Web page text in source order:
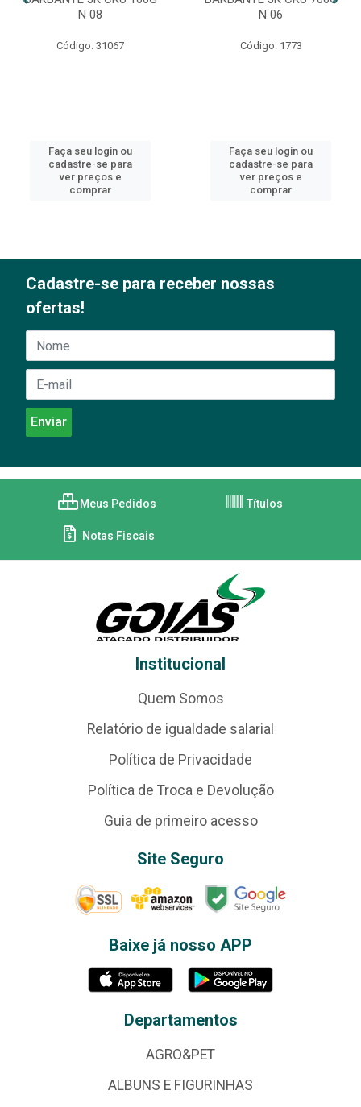
N 08
Código: 31067
Faça seu login ou
cadastre-se para
ver preços e
comprar
N 06
Código: 1773
Faça seu login ou
cadastre-se para
ver preços e
comprar
Cadastre-se para receber nossas
ofertas!
Meus Pedidos Títulos
Notas Fiscais
Institucional
Quem Somos
Relatório de igualdade salarial
Política de Privacidade
Política de Troca e Devolução
Guia de primeiro acesso
Site Seguro
Baixe já nosso APP
Departamentos
AGRO&PET
ALBUNS E FIGURINHAS